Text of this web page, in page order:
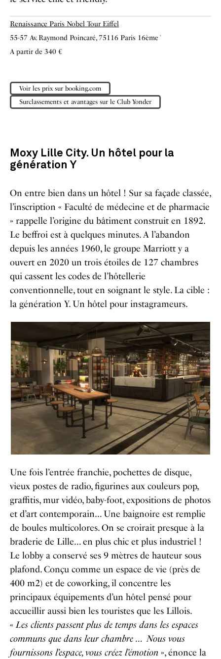
Renaissance Paris Nobel Tour Eiffel
55-57 Av. Raymond Poincaré, 75116 Paris 16ème`
A partir de 340 €
Voir les prix sur booking.com
Surclassements et avantages sur le Club Yonder
Moxy Lille City. Un hôtel pour la
génération Y
On entre bien dans un hôtel ! Sur sa façade classée,
l’inscription « Faculté de médecine et de pharmacie
» rappelle l’origine du bâtiment construit en 1892.
Le beffroi est à quelques minutes. A l’abandon
depuis les années 1960, le groupe Marriott y a
ouvert en 2020 un trois étoiles de 127 chambres
qui cassent les codes de l’hôtellerie
conventionnelle, tout en soignant le style. La cible :
la génération Y. Un hôtel pour instagrameurs.
Une fois l’entrée franchie, pochettes de disque,
vieux postes de radio, figurines aux couleurs pop,
graffitis, mur vidéo, baby-foot, expositions de photos
et d’art contemporain… Une baignoire est remplie
de boules multicolores. On se croirait presque à la
braderie de Lille… en plus chic et plus industriel !
Le lobby a conservé ses 9 mètres de hauteur sous
plafond. Conçu comme un espace de vie (près de
400 m2) et de coworking, il concentre les
principaux équipements d’un hôtel pensé pour
accueillir aussi bien les touristes que les Lillois.
«Les clients passent plus de temps dans les espaces
communs que dans leur chambre …Nous vous
fournissons l’espace, vous créez l’émotion », énonce la